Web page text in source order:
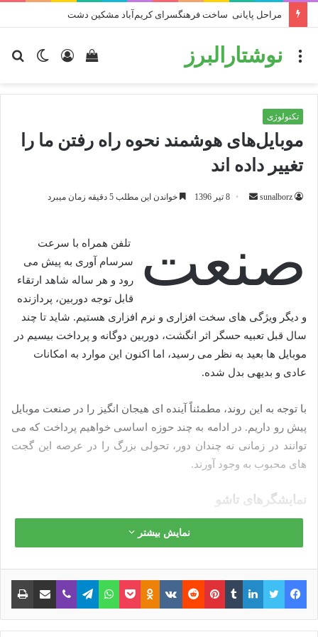
تغییر
ورود
دیدن
خرید
نوشتارالبرزمنو
تکنولوژی
موبایل‌های هوشمند نحوه راه رفتن ما را
تغییر داده اند
sunalborz
ارسال8 تیر 1396 خواندن این مطلب 5 دقیقه زمان میبرد
صنعت
تلفن همراه با سرعت
سرسام آوری به پیش می
رود و هر ساله شاهد ارتقاء
قابل توجه دوربین، پردازنده
و دیگر ویژگی های سخت افزاری و نرم افزاری هستیم. شاید تا چند
سال قبل تعبیه حسگر اثر انگشت، دوربین دوگانه و پرداخت بیسیم در
موبایل ها بعید به نظر می رسید، اما اکنون این موارد به امکانات
عادی و بدیهی بدل شده.
با توجه به این روند، مطمئناً آینده ای هیجان انگیز را در صنعت موبایل
پیش رو داریم. در ادامه به چند حوزه اساسی خواهیم پرداخت که می
توانند در زمانی نه چندان دور، تحولی بزرگ را در عرصه این گجت
های محبوب به وجود آورند.
نمایشگرهای تاشو
محتمل نشان می دهد.
نوشته های مشابه
نمایش بیشتر
فیس بوک توییترلینکدین‫تامبلر‫پین‌ترست
‫رددیت‫VKontakte
‫Odnoklassniki
پاکتواتس آپ تلگراموایبر اشتراک گذاری از طریق ایمیل